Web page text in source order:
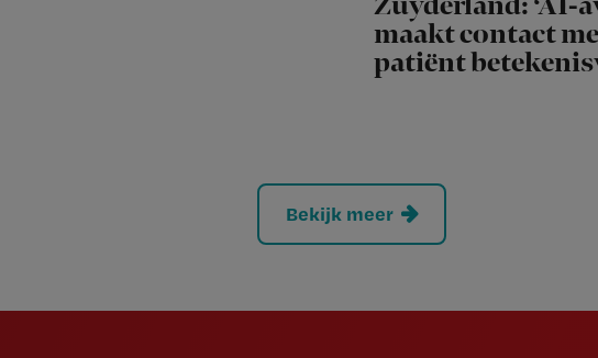
Zuyderland: ‘AI-
maakt contact
patiënt
Bekijk meer